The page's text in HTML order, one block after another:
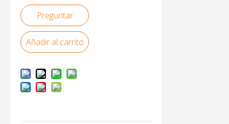
Preguntar
Añadir al carrito